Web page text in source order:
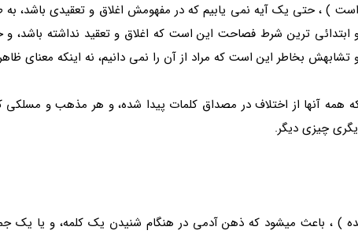
) ، حتی یک آیه نمی یابیم که در مفهومش اغلاق و تعقیدی باشد،
ترین شرط فصاحت این است که اغلاق و تعقید نداشته باشد،
بخاطر این است که مراد از آن را نمی دانیم، نه اینکه معنای
همه آنها از اختلاف در مصداق کلمات پیدا شده، و هر مذهب و
چیزی دیگر.
، باعث میشود که ذهن آدمی در هنگام شنیدن یک کلمه، و یا یک